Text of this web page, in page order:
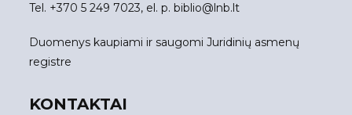
Tel. +370 5 249 7023, el. p. biblio@lnb.lt
Duomenys kaupiami ir saugomi Juridinių asmenų
registre
KONTAKTAI